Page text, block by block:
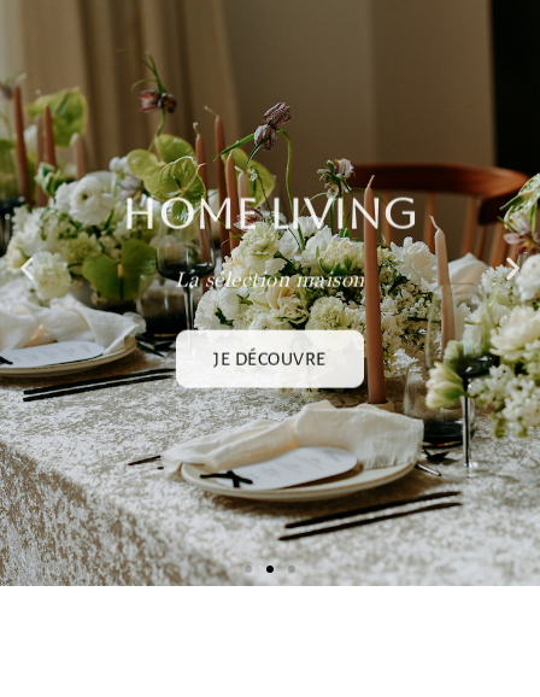
HOME LIVING
La sélection maison
JE DÉCOUVRE